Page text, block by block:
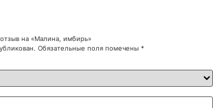
на «Малина, имбирь»
Обязательные поля помечены *